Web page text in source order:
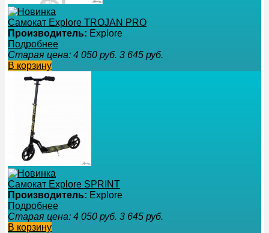
Самокат Explore TROJAN PRO
Производитель: Explore
Подробнее
Старая цена: 4 050 руб. 3 645 руб.
В корзину
Самокат Explore SPRINT
Производитель: Explore
Подробнее
Старая цена: 4 050 руб. 3 645 руб.
В корзину